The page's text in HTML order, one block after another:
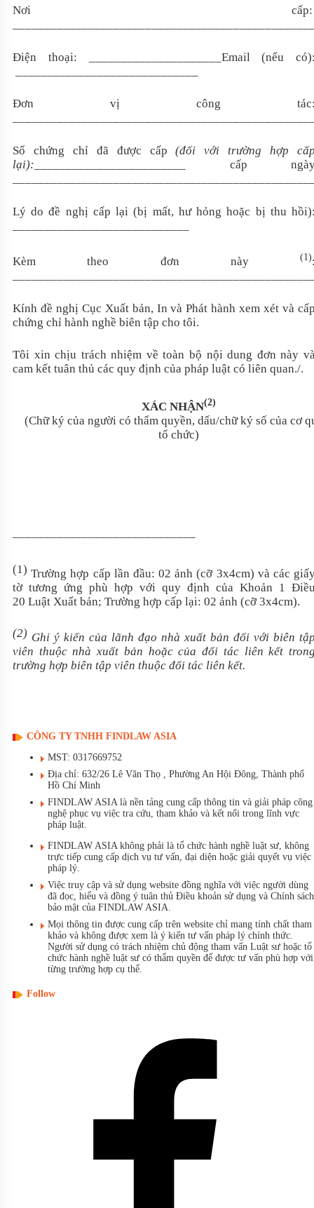
Nơi cấ
Điện thoại:
Email (nếu
Đơn vị công
Số chứng chỉ đã được cấp(đối với trường hợp
lại):
cấp
Lý do đề nghị cấp lại (bị mất, hư hỏng hoặc bị thu
Kèm theo đơn này (1)
Kính đề nghị Cục Xuất bản, In và Phát hành xem xét và
chứng chỉ hành nghề biên tập cho tôi.
Tôi xin chịu trách nhiệm về toàn bộ nội dung đơn này
cam kết tuân thủ các quy định của pháp luật có liên quan./.
XÁC NHẬN(2)
(Chữ ký của người có thẩm quyền, dấu/chữ ký số của cơ
tổ chức)
(1)Trường hợp cấp lần đầu: 02 ảnh (cỡ 3x4cm) và các
tờ tương ứng phù hợp với quy định của Khoản 1
20 Luật Xuất bản; Trường hợp cấp lại: 02 ảnh (cỡ 3x4cm).
(2) Ghi ý kiến của lãnh đạo nhà xuất bản đối với biên
viên thuộc nhà xuất bản hoặc của đối tác liên kết
trường hợp biên tập viên thuộc đối tác liên kết.
CÔNG TY TNHH FINDLAW ASIA
MST: 0317669752
Địa chỉ: 632/26 Lê Văn Thọ , Phường An Hội Đông, Thành phố
Hồ Chí Minh
FINDLAW ASIA là nền tảng cung cấp thông tin và giải pháp công
nghệ phục vụ việc tra cứu, tham khảo và kết nối trong lĩnh vực
pháp luật.
FINDLAW ASIA không phải là tổ chức hành nghề luật sư, không
trực tiếp cung cấp dịch vụ tư vấn, đại diện hoặc giải quyết vụ việc
pháp lý.
Việc truy cập và sử dụng website đồng nghĩa với việc người dùng
đã đọc, hiểu và đồng ý tuân thủ Điều khoản sử dụng và Chính sách
bảo mật của FINDLAW ASIA.
Mọi thông tin được cung cấp trên website chỉ mang tính chất tham
khảo và không được xem là ý kiến tư vấn pháp lý chính thức.
Người sử dụng có trách nhiệm chủ động tham vấn Luật sư hoặc tổ
chức hành nghề luật sư có thẩm quyền để được tư vấn phù hợp với
từng trường hợp cụ thể.
Follow